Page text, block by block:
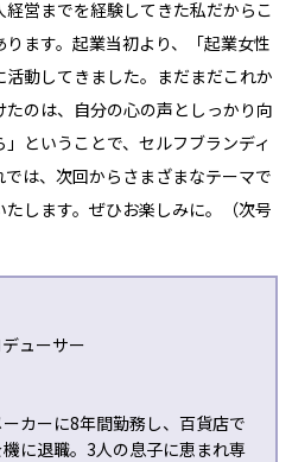
営までを経験してきた私だからこ
ます。起業当初より、「起業女性
動してきました。まだまだこれか
のは、自分の心の声としっかり向
ということで、セルフブランディ
は、次回からさまざまなテーマで
します。ぜひお楽しみに。（次号
ューサー
カーに8年間勤務し、百貨店で
に退職。3人の息子に恵まれ専